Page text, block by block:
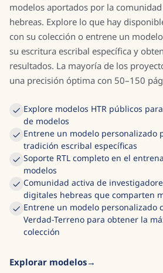
modelos aportados por la
hebreas. Explore lo que hay
con su colección o entrene un
su escritura escribal específica y
resultados. La mayoría de los
una precisión óptima con 50–150
Explore modelos HTR públicos
de modelos
Entrene un modelo personalizado
tradición escribal específicas
Soporte RTL completo en el
modelos
Comunidad activa de
digitales hebreas que comparten
Entrene un modelo personalizado
Verdad-Terreno para obtener la
colección
Explorar modelos